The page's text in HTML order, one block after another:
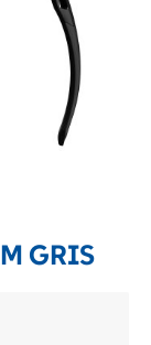
GRIS